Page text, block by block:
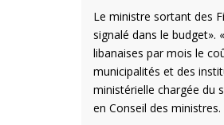
Le ministre sortant des
signalé dans le budget».
libanaises par mois le
municipalités et des
ministérielle chargée du
en Conseil des ministres.